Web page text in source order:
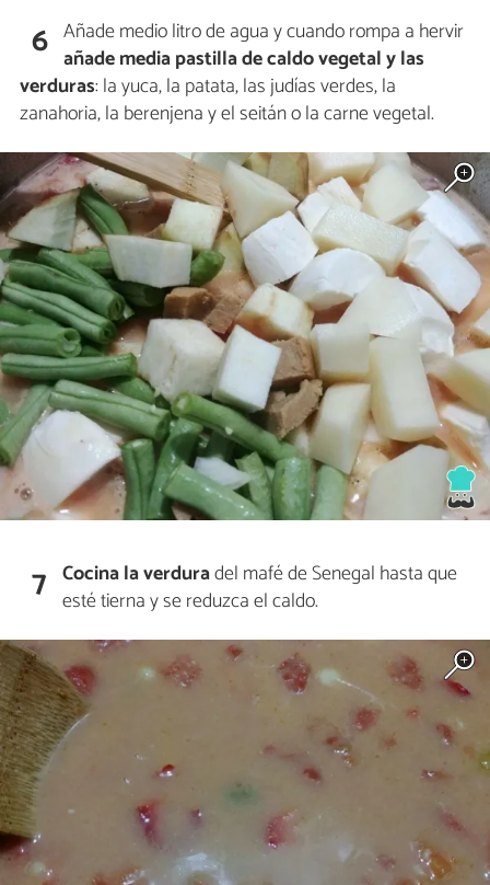
6 Añade medio litro de agua y cuando rompa a hervir
añade media pastilla de caldo vegetal y las
verduras: la yuca, la patata, las judías verdes, la
zanahoria, la berenjena y el seitán o la carne vegetal.
7 Cocina la verduradel mafé de Senegal hasta que
esté tierna y se reduzca el caldo.